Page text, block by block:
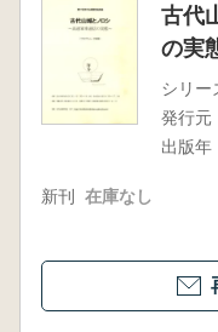
古代
の実
シリー
発行元
出版年
新刊 在庫なし